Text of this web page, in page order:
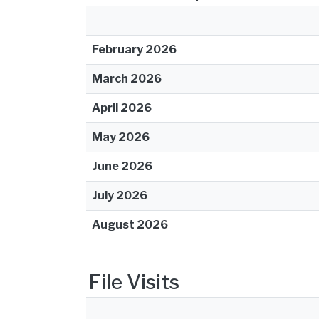
February 2026
March 2026
April 2026
May 2026
June 2026
July 2026
August 2026
File Visits